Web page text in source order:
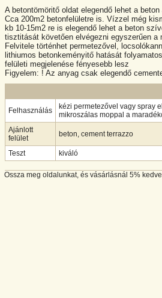
A betontömöritő oldat elegendő lehet a
Cca 200m2 betonfelületre is. Vízzel még
kb 10-15m2 re is elegendő lehet a beton
tisztitását követően elvégezni egyszerűen
Felvitele történhet permetezővel,
lithiumos betonkeményitő hatását
felületi megjelenése fényesebb lesz
Figyelem: ! Az anyag csak elegendő
Felhasználás
kézi permetezővel vagy spray
mikroszálas moppal a
Ajánlott
felület
beton, cement terrazzo
Teszt kiváló
Ossza meg oldalunkat, és vásárlásnál 5%